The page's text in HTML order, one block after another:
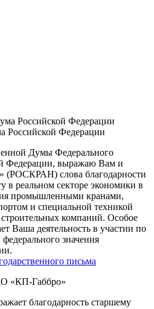
Российской Федерации
Думы Федерального
Федерации, выражаю Вам и
слова благодарности
в реальном секторе экономики в
промышленными кранами,
и специальной техникой
компаний. Особое
Ваша деятельность в участии по
значения
письма
«КП-Габбро»
благодарность старшему